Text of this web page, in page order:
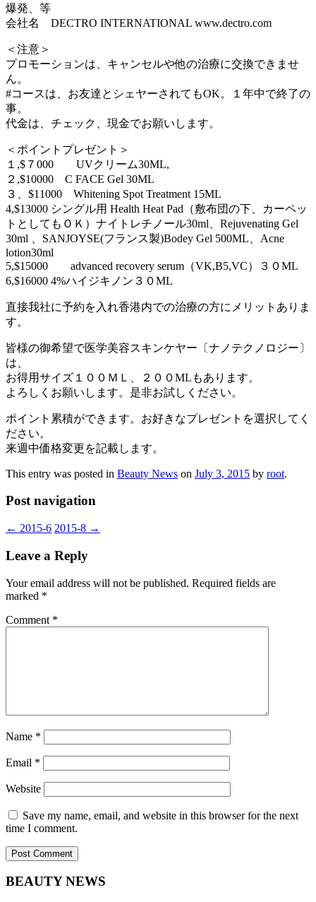
爆発、等
会社名 DECTRO INTERNATIONAL www.dectro.com
＜注意＞
プロモーションは、キャンセルや他の治療に交換できませ
ん。
#コースは、お友達とシェヤーされてもOK。１年中で終了の
事。
代金は、チェック、現金でお願いします。
＜ポイントプレゼント＞
１,$７000 UVクリーム30ML,
２,$10000 C FACE Gel 30ML
３、$11000 Whitening Spot Treatment 15ML
4,$13000 シングル用 Health Heat Pad（敷布団の下、カーペッ
トとしてもＯＫ）ナイトレチノール30ml、Rejuvenating Gel
30ml 、SANJOYSE(フランス製)Bodey Gel 500ML、Acne
lotion30ml
5,$15000 advanced recovery serum（VK,B5,VC）３０ML
6,$16000 4%ハイジキノン３０ML
直接我社に予約を入れ香港内での治療の方にメリットありま
す。
皆様の御希望で医学美容スキンケヤー〔ナノテクノロジー〕
は、
お得用サイズ１００ＭＬ、２００MLもあります。
よろしくお願いします。是非お試しください。
ポイント累積ができます。お好きなプレゼントを選択してく
ださい。
来週中価格変更を記載します。
This entry was posted in Beauty News on July 3, 2015 by root.
Post navigation
← 2015-6 2015-8 →
Leave a Reply
Your email address will not be published. Required fields are
marked *
Comment *
Name *
Email *
Website
Save my name, email, and website in this browser for the next
time I comment.
BEAUTY NEWS